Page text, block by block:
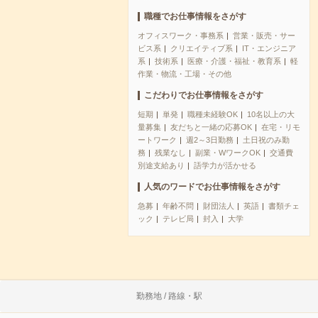
職種でお仕事情報をさがす
オフィスワーク・事務系
営業・販売・サー
ビス系
クリエイティブ系
IT・エンジニア
系
技術系 医療・介護・福祉・教育系
軽
作業・物流・工場・その他
こだわりでお仕事情報をさがす
短期 単発 職種未経験OK
10名以上の大
量募集
友だちと一緒の応募OK
在宅・リモ
ートワーク
週2～3日勤務
土日祝のみ勤
務
残業なし 副業・WワークOK
交通費
別途支給あり
語学力が活かせる
人気のワードでお仕事情報をさがす
急募 年齢不問 財団法人 英語
書類チェ
ック
テレビ局 封入 大学
勤務地 / 路線・駅